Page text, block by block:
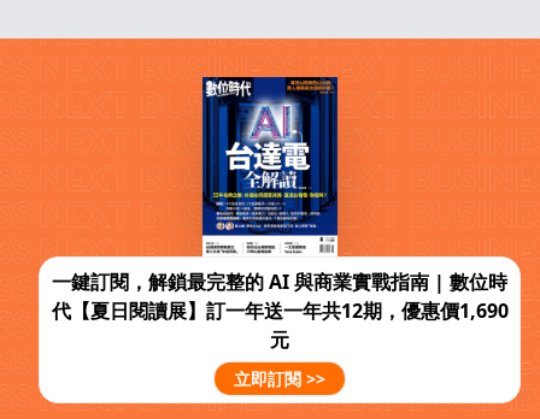
一鍵訂閱，解鎖最完整的 AI 與商業實戰指南 | 數位時
代【夏日閱讀展】訂一年送一年共12期，優惠價1,690
元
立即訂閱 >>